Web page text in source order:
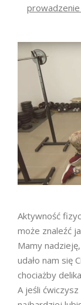
Aktywność
może znaleźć
Mamy
udało nam się
chociażby
A jeśli